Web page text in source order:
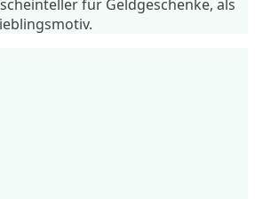
für Geldgeschenke, als